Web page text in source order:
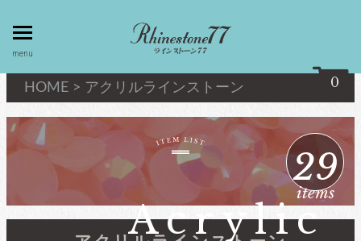
toggle
menu
menu
0
my page
マイページ
policy
扱
linestone ラインストーン
HOME > アクリルラインストーン
Acrylic
29
items